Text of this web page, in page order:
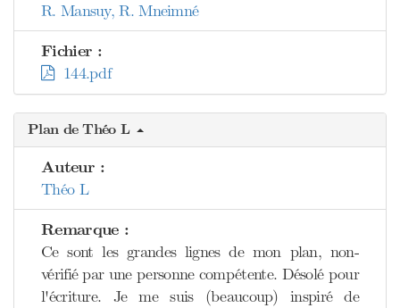
R. Mansuy, R. Mneimné
Fichier :
144.pdf
Plan de Théo L
Auteur :
Théo L
Remarque :
Ce sont les grandes lignes de mon plan, non-
vérifié par une personne compétente. Désolé pour
l'écriture. Je me suis (beaucoup) inspiré de